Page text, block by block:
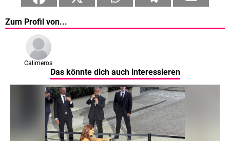
Zum Profil von...
Calimeros
Das könnte dich auch interessieren